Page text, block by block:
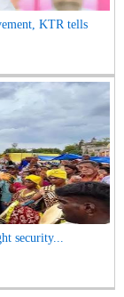
KTR tells
security...